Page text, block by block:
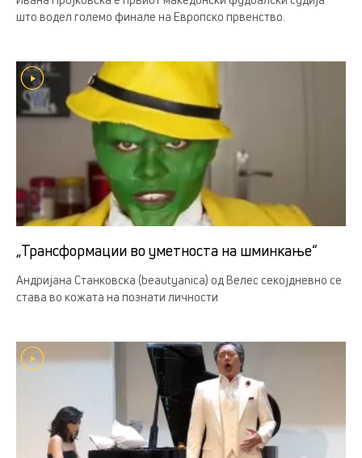
што водел големо финале на Европско првенство.
„Трансформации во уметноста на шминкање“
Андријана Станковска (beautyanica) од Велес секојдневно се
става во кожата на познати личности